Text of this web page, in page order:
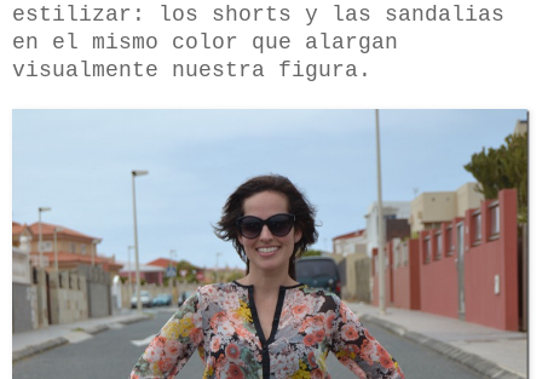
estilizar: los shorts y las sandalias
en el mismo color que alargan
visualmente nuestra figura.